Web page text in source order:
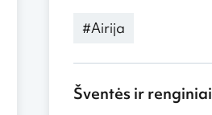
#Airija
Šventės ir renginiai